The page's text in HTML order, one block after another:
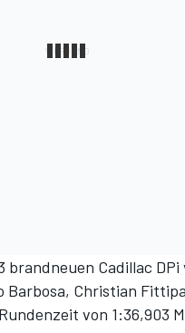
Cadillac DPi
Barbosa, Christian
von 1:36,903